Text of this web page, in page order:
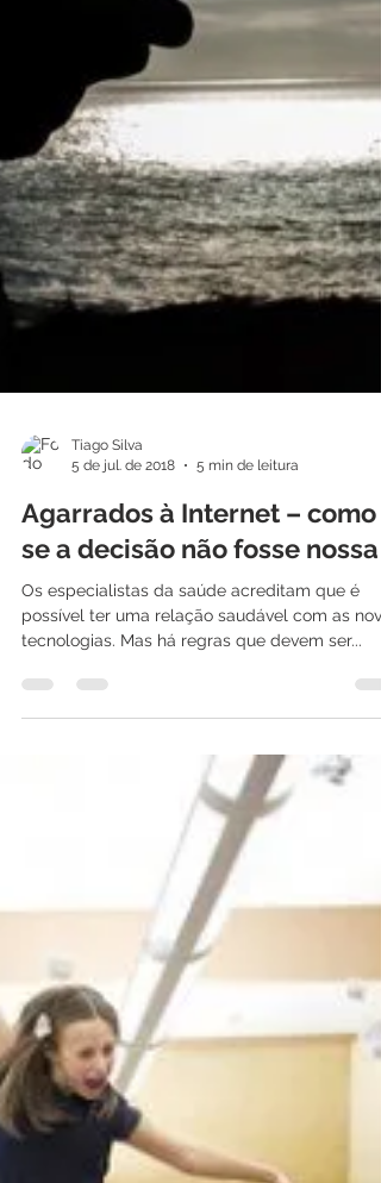
5 de jul. de 2018
5 min de leitura
Agarrados à Internet – como
se a decisão não fosse nossa
Os especialistas da saúde acreditam que é
tecnologias. Mas há regras que devem ser...